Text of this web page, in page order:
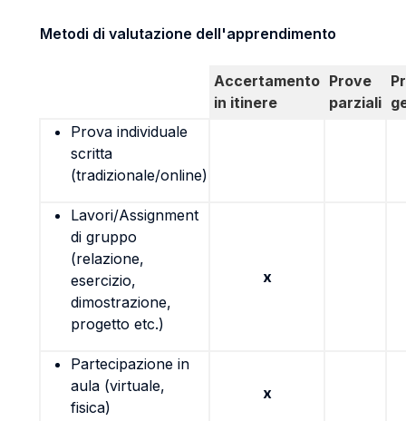
Metodi di valutazione dell'apprendimento
Accertamento
in itinere
Prove
parziali
Prova individuale
scritta
(tradizionale/online)
Lavori/Assignment
di gruppo
(relazione,
esercizio,
dimostrazione,
progetto etc.)
x
Partecipazione in
aula (virtuale,
fisica)
x